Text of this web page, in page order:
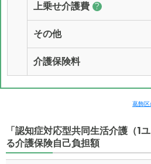
上乗せ介護費 ?
その他
介護保険料
葛飾
「認知症対応型共同生活介護（1
る介護保険自己負担額